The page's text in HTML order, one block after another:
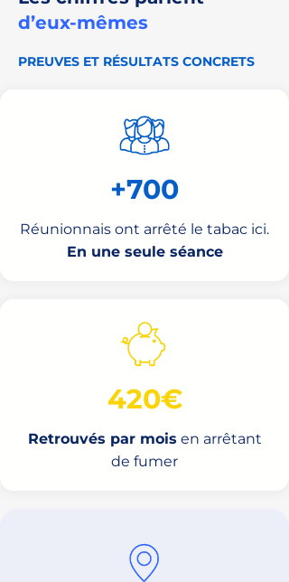
d’eux-mêmes
PREUVES ET RÉSULTATS CONCRETS
+700
Réunionnais ont arrêté le tabac ici.
En une seule séance
420€
Retrouvés par mois en arrêtant
de fumer